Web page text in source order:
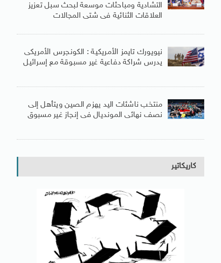
التشادية ومباحثات موسعة لبحث سبل تعزيز
العلاقات الثنائية فى شتى المجالات
نيويورك تايمز الأمريكية : الكونجرس الأمريكى
يدرس شراكة دفاعية غير مسبوقة مع إسرائيل
منتخب ناشئات اليد يهزم الصين ويتأهل إلى
نصف نهائى المونديال فى إنجاز غير مسبوق
كاريكاتير